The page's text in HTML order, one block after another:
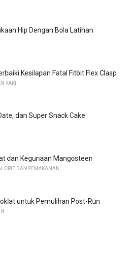
Hip Dengan Bola Latihan
Kesilapan Fatal Fitbit Flex Clasp
KAKI
dan Super Snack Cake
dan Kegunaan Mangosteen
DAN PEMAKANAN
untuk Pemulihan Post-Run